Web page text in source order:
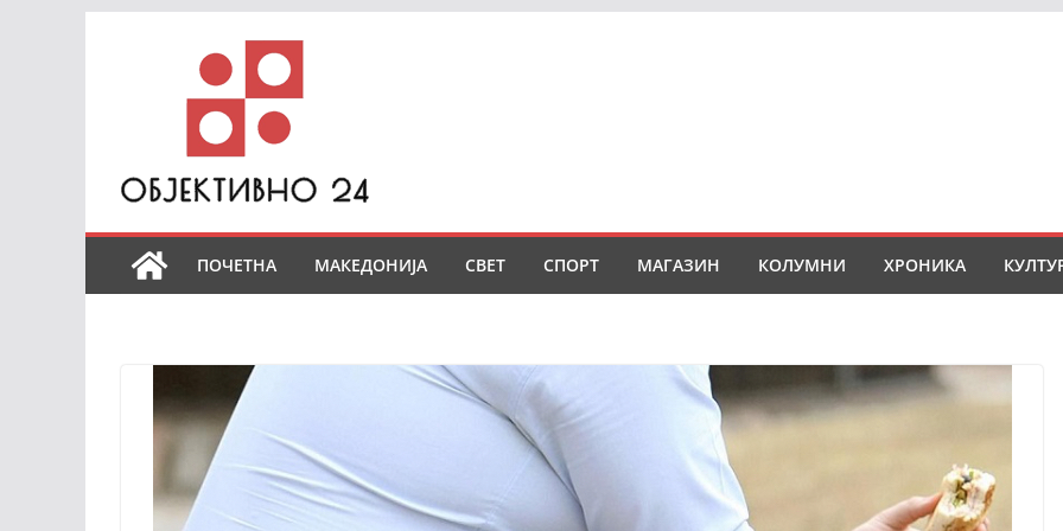
ПОЧЕТНА МАКЕДОНИЈА СВЕТ СПОРТ МАГАЗИН КОЛУМНИ ХРОНИКА